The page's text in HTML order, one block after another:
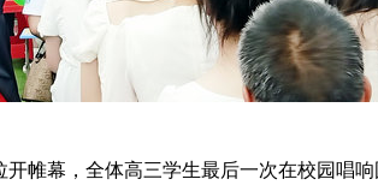
帷幕，全体高三学生最后一次在校园唱